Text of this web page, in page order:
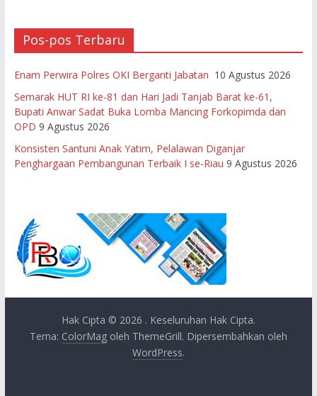
Pos-pos Terbaru
Enam Perwira Polres OKI Berganti Jabatan 10 Agustus 2026
Semarak HUT RI ke-81 dan Hari Jadi Tanjab Barat ke-61,
Bupati Anwar Sadat Buka Lomba Mancing Forkopimda dan
OPD 9 Agustus 2026
Konsisten Santuni Anak Yatim, Pelalawan Diganjar
Penghargaan Pembangunan Terbaik I se-Riau 9 Agustus 2026
Hak Cipta © 2026 . Keseluruhan Hak Cipta.
Tema: ColorMagoleh ThemeGrill. Dipersembahkan oleh
WordPress.